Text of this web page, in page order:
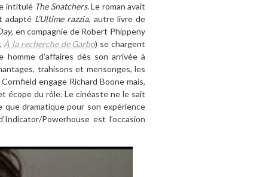
intitulé The Snatchers. Le roman avait
adapté L’Ultime razzia, autre livre de
, en compagnie de Robert Phippeny
, À la recherche de Garbo) se chargent
homme d’affaires dès son arrivée à
trahisons et mensonges, les
engage Richard Boone mais,
écope du rôle. Le cinéaste ne le sait
que dramatique pour son expérience
’Indicator/Powerhouse est l’occasion